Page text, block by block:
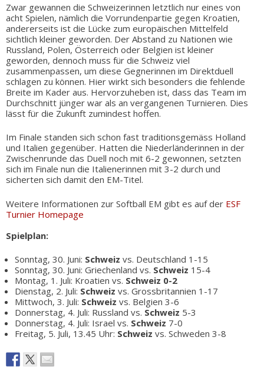
Zwar gewannen die Schweizerinnen letztlich nur eines von
acht Spielen, nämlich die Vorrundenpartie gegen Kroatien,
andererseits ist die Lücke zum europäischen Mittelfeld
sichtlich kleiner geworden. Der Abstand zu Nationen wie
Russland, Polen, Österreich oder Belgien ist kleiner
geworden, dennoch muss für die Schweiz viel
zusammenpassen, um diese Gegnerinnen im Direktduell
schlagen zu können. Hier wirkt sich besonders die fehlende
Breite im Kader aus. Hervorzuheben ist, dass das Team im
Durchschnitt jünger war als an vergangenen Turnieren. Dies
lässt für die Zukunft zumindest hoffen.
Im Finale standen sich schon fast traditionsgemäss Holland
und Italien gegenüber. Hatten die Niederländerinnen in der
Zwischenrunde das Duell noch mit 6-2 gewonnen, setzten
sich im Finale nun die Italienerinnen mit 3-2 durch und
sicherten sich damit den EM-Titel.
Weitere Informationen zur Softball EM gibt es auf der ESF
Turnier Homepage
Spielplan:
Sonntag, 30. Juni: Schweiz vs. Deutschland 1-15
Sonntag, 30. Juni: Griechenland vs. Schweiz 15-4
Montag, 1. Juli: Kroatien vs. Schweiz 0-2
Dienstag, 2. Juli: Schweiz vs. Grossbritannien 1-17
Mittwoch, 3. Juli: Schweiz vs. Belgien 3-6
Donnerstag, 4. Juli: Russland vs. Schweiz 5-3
Donnerstag, 4. Juli: Israel vs. Schweiz 7-0
Freitag, 5. Juli, 13.45 Uhr: Schweiz vs. Schweden 3-8